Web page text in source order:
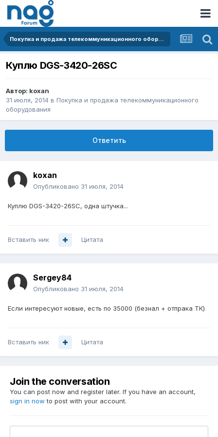
Покупка и продажа телекоммуникационного оборудования
Куплю DGS-3420-26SC
Автор: koxan
31 июля, 2014 в Покупка и продажа телекоммуникационного
оборудования
Ответить
koxan
Опубликовано 31 июля, 2014
Куплю DGS-3420-26SC, одна штучка...
Вставить ник Цитата
Sergey84
Опубликовано 31 июля, 2014
Если интересуют новые, есть по 35000 (безнал + отпрака ТК)
Вставить ник Цитата
Join the conversation
You can post now and register later. If you have an account,
sign in now to post with your account.